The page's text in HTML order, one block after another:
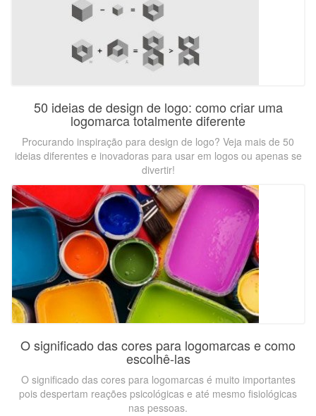
50 ideias de design de logo: como criar uma
logomarca totalmente diferente
Procurando inspiração para design de logo? Veja mais de 50
ideias diferentes e inovadoras para usar em logos ou apenas se
divertir!
O significado das cores para logomarcas e como
escolhê-las
O significado das cores para logomarcas é muito importantes
pois despertam reações psicológicas e até mesmo fisiológicas
nas pessoas.